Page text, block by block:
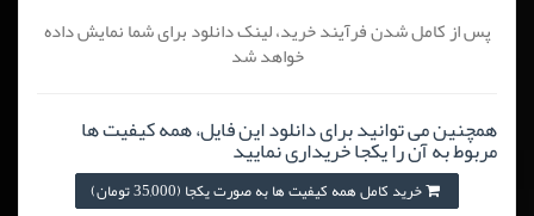
پس از کامل شدن فرآیند خرید، لینک دانلود برای شما نمایش داده
خواهد شد
همچنین می توانید برای دانلود این فایل، همه کیفیت ها
مربوط به آن را یکجا خریداری نمایید
خرید کامل همه کیفیت ها به صورت یکجا (35,000 تومان)